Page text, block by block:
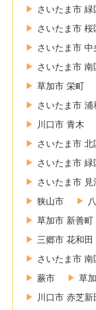
さいたま市 緑
さいたま市
さいたま市 中
さいたま市 南
草加市 栄町
さいたま市
川口市 青木
さいたま市
さいたま市 緑
さいたま市
狭山市
草加市 新善町
三郷市 花和田
さいたま市 南
蕨市
草
川口市 赤芝新